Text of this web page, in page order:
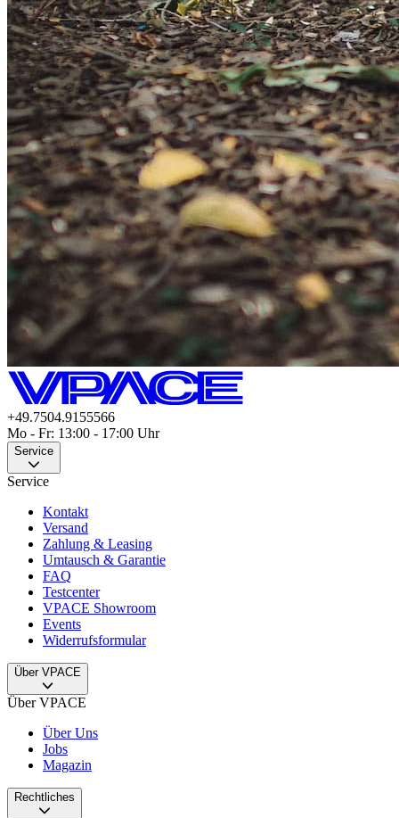
+49.7504.9155566
Mo - Fr: 13:00 - 17:00 Uhr
Service
Service
Kontakt
Versand
Zahlung & Leasing
Umtausch & Garantie
FAQ
Testcenter
VPACE Showroom
Events
Widerrufsformular
Über VPACE
Über VPACE
Über Uns
Jobs
Magazin
Rechtliches